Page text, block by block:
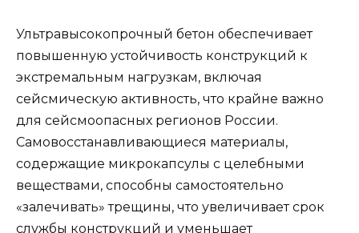
Ультравысокопрочный бетон обеспечивает
повышенную устойчивость конструкций к
экстремальным нагрузкам, включая
сейсмическую активность, что крайне важно
для сейсмоопасных регионов России.
Самовосстанавливающиеся материалы,
содержащие микрокапсулы с целебными
веществами, способны самостоятельно
«залечивать» трещины, что увеличивает срок
службы конструкций и уменьшает